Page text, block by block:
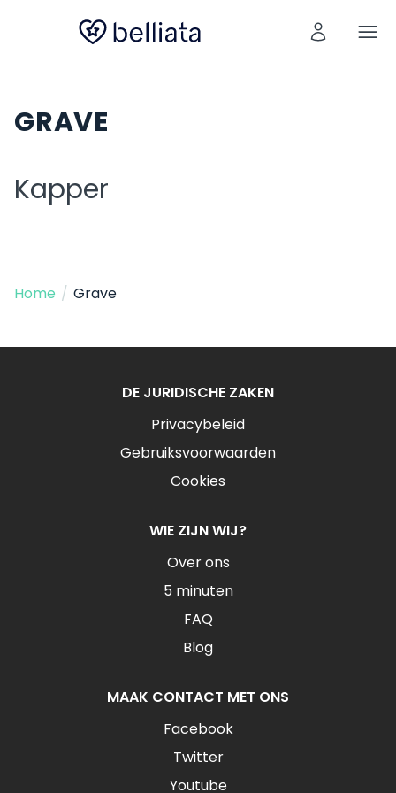
GRAVE
Kapper
Home / Grave
DE JURIDISCHE ZAKEN
Privacybeleid
Gebruiksvoorwaarden
Cookies
WIE ZIJN WIJ?
Over ons
5 minuten
FAQ
Blog
MAAK CONTACT MET ONS
Facebook
Twitter
Youtube